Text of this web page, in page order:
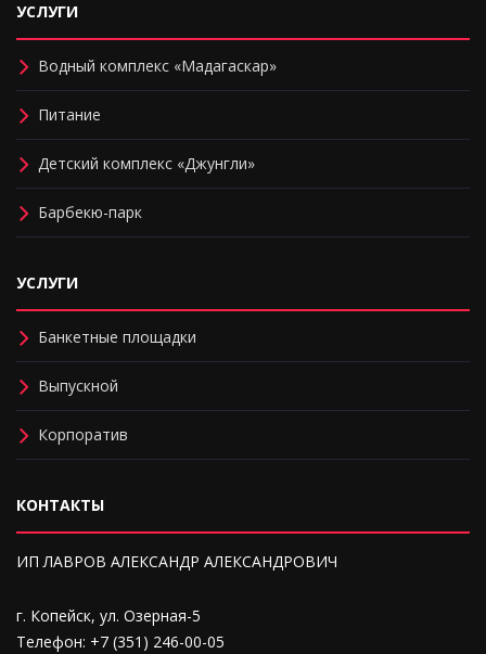
УСЛУГИ
Водный комплекс «Мадагаскар»
Питание
Детский комплекс «Джунгли»
Барбекю-парк
УСЛУГИ
Банкетные площадки
Выпускной
Корпоратив
КОНТАКТЫ
ИП ЛАВРОВ АЛЕКСАНДР АЛЕКСАНДРОВИЧ
г. Копейск, ул. Озерная-5
Телефон: +7 (351) 246-00-05